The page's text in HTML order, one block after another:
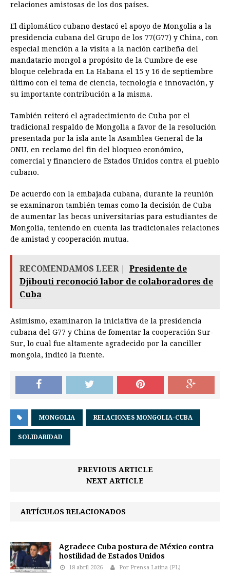
relaciones amistosas de los dos países.
El diplomático cubano destacó el apoyo de Mongolia a la
presidencia cubana del Grupo de los 77(G77) y China, con
especial mención a la visita a la nación caribeña del
mandatario mongol a propósito de la Cumbre de ese
bloque celebrada en La Habana el 15 y 16 de septiembre
último con el tema de ciencia, tecnología e innovación, y
su importante contribución a la misma.
También reiteró el agradecimiento de Cuba por el
tradicional respaldo de Mongolia a favor de la resolución
presentada por la isla ante la Asamblea General de la
ONU, en reclamo del fin del bloqueo económico,
comercial y financiero de Estados Unidos contra el pueblo
cubano.
De acuerdo con la embajada cubana, durante la reunión
se examinaron también temas como la decisión de Cuba
de aumentar las becas universitarias para estudiantes de
Mongolia, teniendo en cuenta las tradicionales relaciones
de amistad y cooperación mutua.
RECOMENDAMOS LEER |
Presidente de
Djibouti reconoció labor de colaboradores de
Cuba
Asimismo, examinaron la iniciativa de la presidencia
cubana del G77 y China de fomentar la cooperación Sur-
Sur, lo cual fue altamente agradecido por la canciller
mongola, indicó la fuente.
MONGOLIA RELACIONES MONGOLIA-CUBA
SOLIDARIDAD
PREVIOUS ARTICLE
NEXT ARTICLE
ARTÍCULOS RELACIONADOS
Agradece Cuba postura de México contra
hostilidad de Estados Unidos
18 abril 2026 Por Prensa Latina (PL)